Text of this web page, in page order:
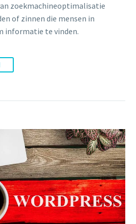
zoekmachineoptimalisatie
of zinnen die mensen in
informatie te vinden.